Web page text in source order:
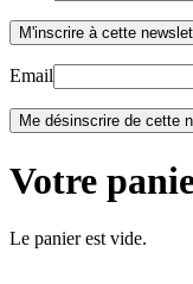
Email
Votre
Le panier est vide.